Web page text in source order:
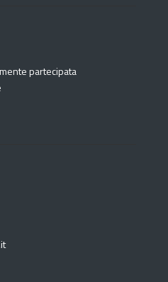
partecipata